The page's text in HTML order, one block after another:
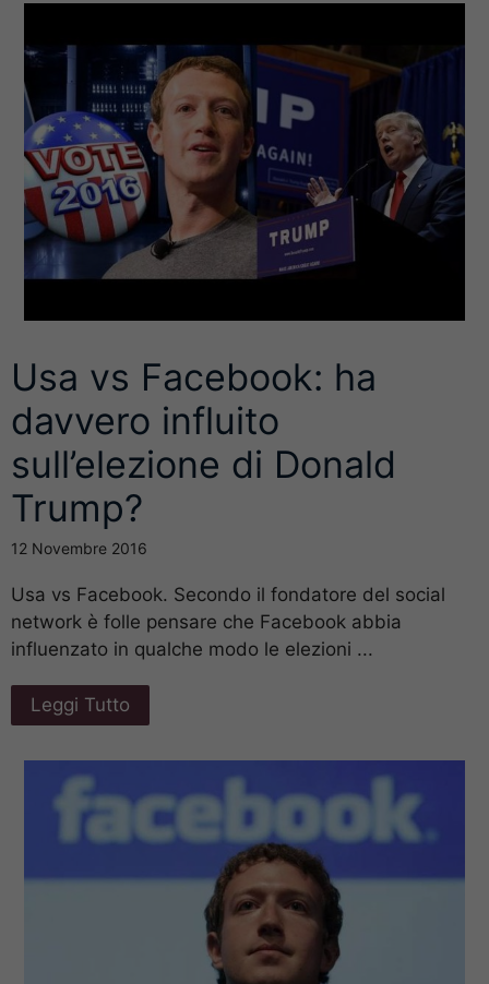
Usa vs Facebook: ha
davvero influito
sull’elezione di Donald
Trump?
12 Novembre 2016
Usa vs Facebook. Secondo il fondatore del social
network è folle pensare che Facebook abbia
influenzato in qualche modo le elezioni ...
Leggi Tutto